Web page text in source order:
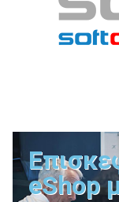
eShop